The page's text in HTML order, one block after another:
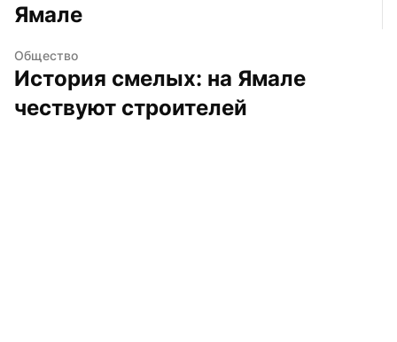
Ямале
Общество
История смелых: на Ямале
чествуют строителей